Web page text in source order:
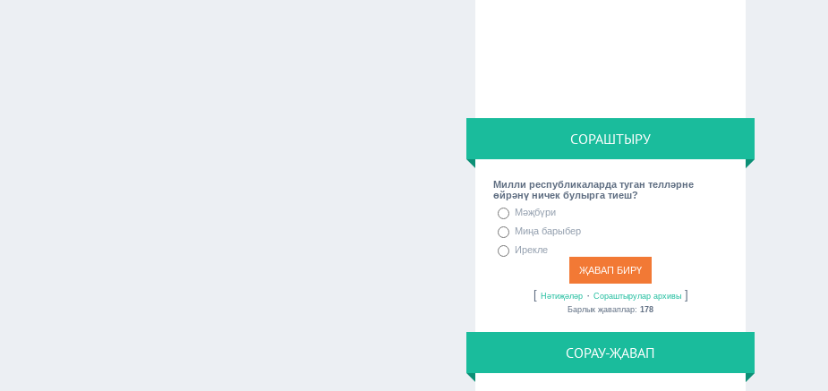
СОРАШТЫРУ
Милли республикаларда туган телләрне
өйрәнү ничек булырга тиеш?
Мәҗбүри
Миңа барыбер
Ирекле
[ Нәтиҗәләр· Сораштырулар архивы]
Барлык җаваплар:178
СОРАУ-ҖАВАП